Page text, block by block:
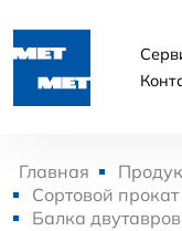
Главная
Сортовой прокат
Балка